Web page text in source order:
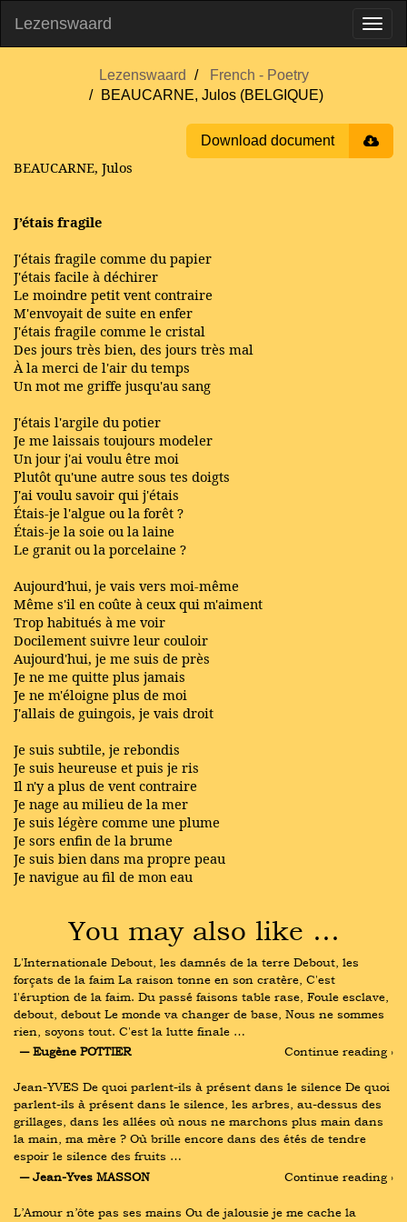
Lezenswaard
Lezenswaard
French - Poetry
BEAUCARNE, Julos (BELGIQUE)
Download document
BEAUCARNE, Julos
J’étais fragile
J'étais fragile comme du papier
J'étais facile à déchirer
Le moindre petit vent contraire
M'envoyait de suite en enfer
J'étais fragile comme le cristal
Des jours très bien, des jours très mal
À la merci de l'air du temps
Un mot me griffe jusqu'au sang
J'étais l'argile du potier
Je me laissais toujours modeler
Un jour j'ai voulu être moi
Plutôt qu'une autre sous tes doigts
J'ai voulu savoir qui j'étais
Étais-je l'algue ou la forêt ?
Étais-je la soie ou la laine
Le granit ou la porcelaine ?
Aujourd'hui, je vais vers moi-même
Même s'il en coûte à ceux qui m'aiment
Trop habitués à me voir
Docilement suivre leur couloir
Aujourd'hui, je me suis de près
Je ne me quitte plus jamais
Je ne m'éloigne plus de moi
J'allais de guingois, je vais droit
Je suis subtile, je rebondis
Je suis heureuse et puis je ris
Il n'y a plus de vent contraire
Je nage au milieu de la mer
Je suis légère comme une plume
Je sors enfin de la brume
Je suis bien dans ma propre peau
Je navigue au fil de mon eau
You may also like …
L'Internationale Debout, les damnés de la terre Debout, les
forçats de la faim La raison tonne en son cratère, C'est
l'éruption de la faim. Du passé faisons table rase, Foule esclave,
debout, debout Le monde va changer de base, Nous ne sommes
rien, soyons tout. C'est la lutte finale …
― Eugène POTTIER
Continue reading ›
Jean-YVES De quoi parlent-ils à présent dans le silence De quoi
parlent-ils à présent dans le silence, les arbres, au-dessus des
grillages, dans les allées où nous ne marchons plus main dans
la main, ma mère ? Où brille encore dans des étés de tendre
espoir le silence des fruits …
― Jean-Yves MASSON
Continue reading ›
L’Amour n’ôte pas ses mains Ou de jalousie je me cache la